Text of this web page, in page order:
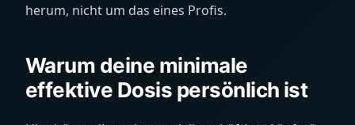
herum, nicht um das eines Profis.
Warum deine minimale
effektive Dosis persönlich ist